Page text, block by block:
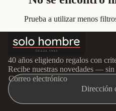
Prueba a utilizar menos
40 años eligiendo regalos con
Recibe nuestras novedades —
Correo electrónico